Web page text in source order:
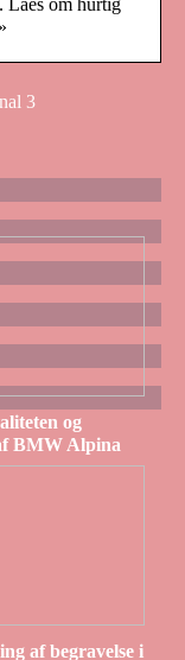
3
og
BMW Alpina
af begravelse i